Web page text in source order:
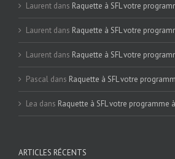
Laurent dans Raquette à SFL votre
Laurent dans Raquette à SFL votre
Laurent dans Raquette à SFL votre
Pascal dans Raquette à SFL votre
Lea dans Raquette à SFL votre programme
ARTICLES RÉCENTS